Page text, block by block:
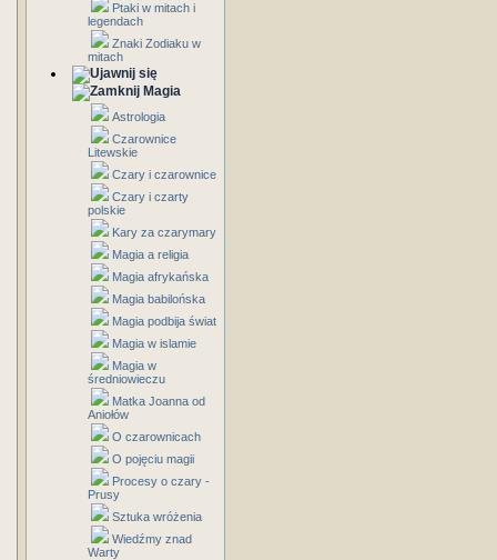
Ptaki w mitach i
legendach
Znaki Zodiaku w
mitach
Magia
Astrologia
Czarownice
Litewskie
Czary i czarownice
Czary i czarty
polskie
Kary za czarymary
Magia a religia
Magia afrykańska
Magia babilońska
Magia podbija świat
Magia w islamie
Magia w
średniowieczu
Matka Joanna od
Aniołów
O czarownicach
O pojęciu magii
Procesy o czary -
Prusy
Sztuka wróżenia
Wiedźmy znad
Warty